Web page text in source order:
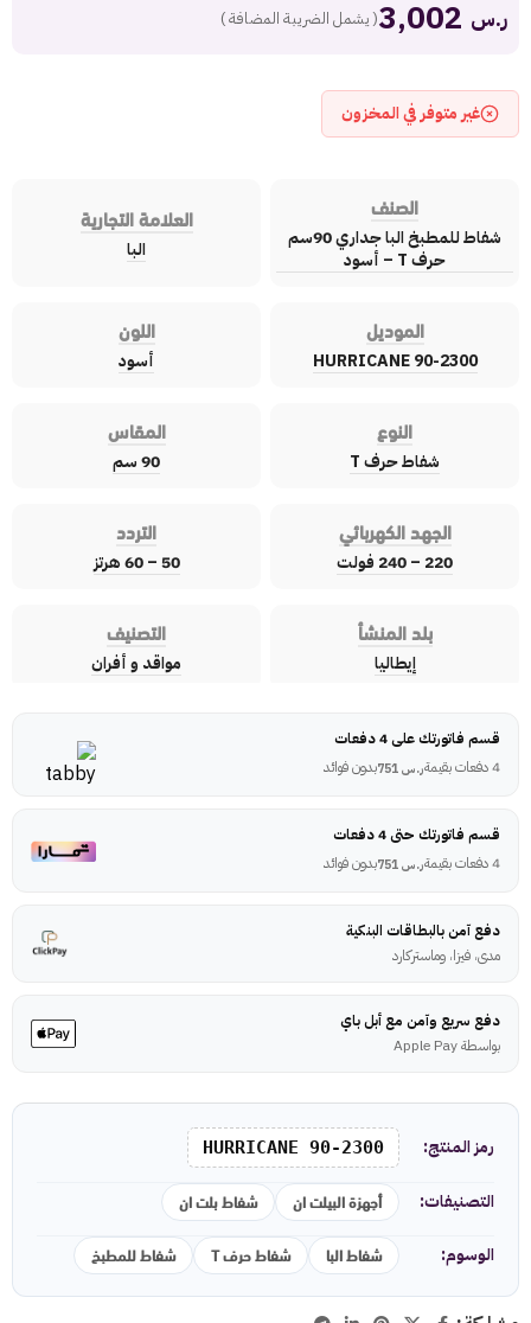
ر.س ( يشمل الضريبة المضافة )
غير متوفر في المخزون
الصنف
شفاط للمطبخ البا جداري 90سم
حرف T – أسود
العلامة التجارية
البا
الموديل
HURRICANE 90-2300
اللون
أسود
النوع
شفاط حرف T
المقاس
90 سم
الجهد الكهربائي
220 – 240 فولت
التردد
50 – 60 هرتز
بلد المنشأ
إيطاليا
التصنيف
مواقد و أفران
قسم فاتورتك على 4 دفعات
4 دفعات بقيمة
ر.س بدون فوائد
قسم فاتورتك حتى 4 دفعات
4 دفعات بقيمة
ر.س بدون فوائد
دفع آمن بالبطاقات البنكية
مدى، فيزا، وماستركارد
دفع سريع وآمن مع أبل باي
بواسطة Apple Pay
رمز المنتج: HURRICANE 90-2300
التصنيفات: أجهزة البيلت ان شفاط بلت ان
الوسوم: شفاط البا شفاط حرف T شفاط للمطبخ